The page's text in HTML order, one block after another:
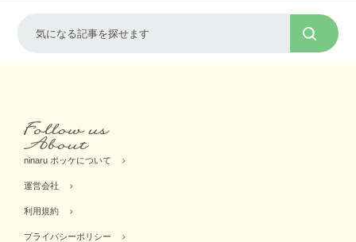
ninaru ポッケについて
運営会社
利用規約
プライバシーポリシー